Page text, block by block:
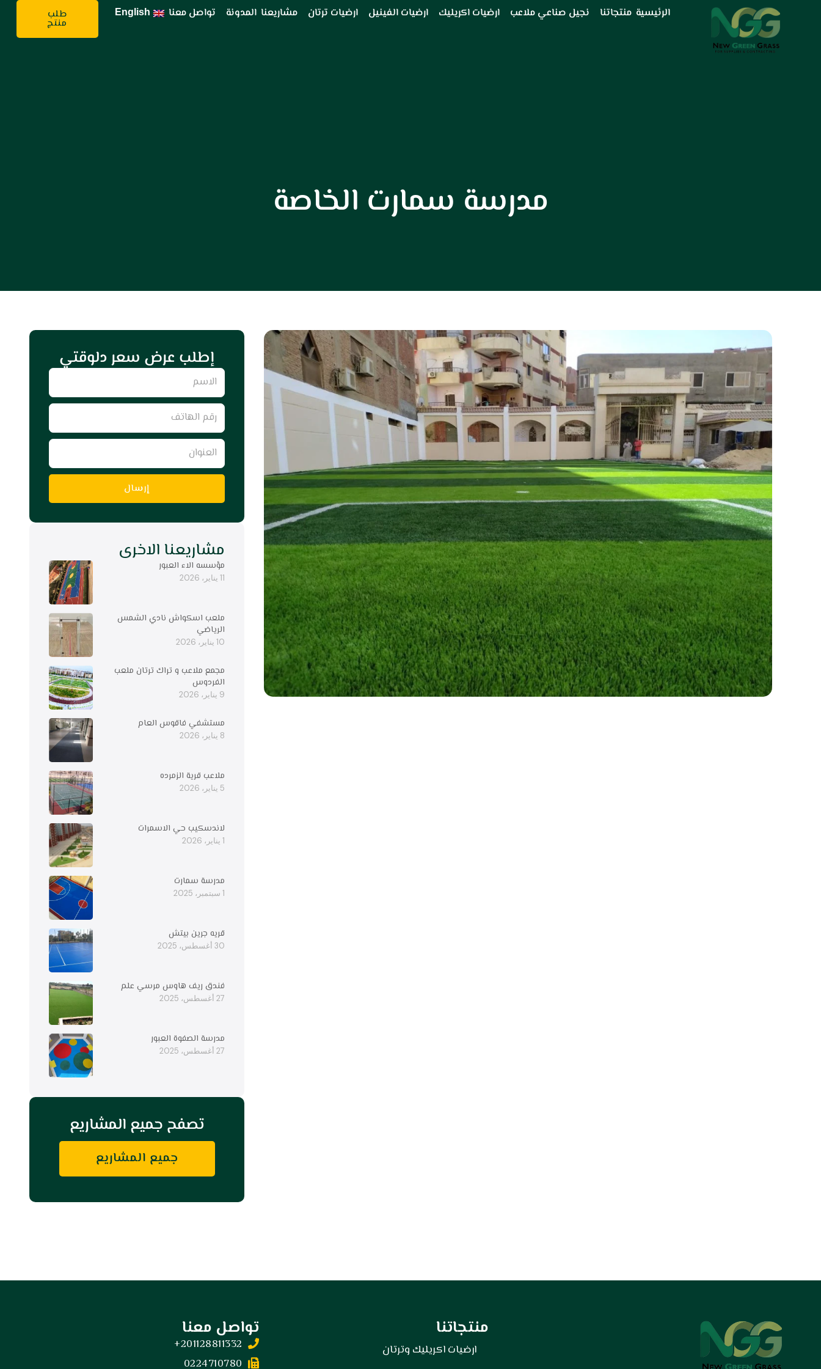
الرئيسية منتجاتنا نجيل صناعي ملاعب ارضيات اكريليك ارضيات الفينيل ارضيات ترتان مشاريعنا المدونة تواصل معنا English طلب
منتج
مدرسة سمارت الخاصة
إطلب عرض سعر دلوقتي
Name
رقم
الهاتف
العنوان
إرسال
مشاريعنا الاخرى
مؤسسه الاء العبور
11 يناير، 2026
ملعب اسكواش نادي الشمس
الرياضي
10 يناير، 2026
مجمع ملاعب و تراك ترتان ملعب
الفردوس
9 يناير، 2026
مستشفي فاقوس العام
8 يناير، 2026
ملاعب قرية الزمرده
5 يناير، 2026
لاندسكيب حي الاسمرات
1 يناير، 2026
مدرسة سمارت
1 سبتمبر، 2025
قريه جرين بيتش
30 أغسطس، 2025
فندق ريف هاوس مرسي علم
27 أغسطس، 2025
مدرسة الصفوة العبور
27 أغسطس، 2025
تصفح جميع المشاريع
جميع المشاريع
منتجاتنا
ارضيات اكريليك وترتان
تواصل معنا
201128811332+
0224710780